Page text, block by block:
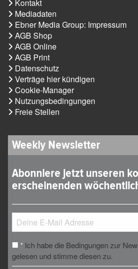
Kontakt
Mediadaten
Ebner Media Group: Impressum
AGB Shop
AGB Online
AGB Print
Datenschutz
Verträge hier kündigen
Cookie-Manager
Nutzungsbedingungen
Freie Stellen
Weekly Newsletter
Abonniere jetzt unseren
erscheinenden
* Ich habe die Bedingungen zur
gelesen und stimme diesen zu.